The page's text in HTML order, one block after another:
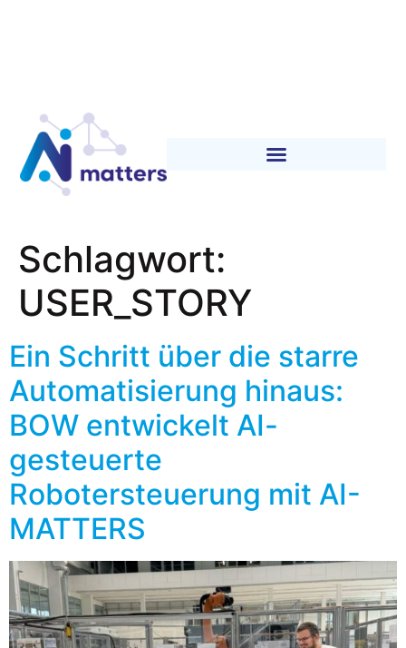
Schlagwort:
USER_STORY
Ein Schritt über die starre
Automatisierung hinaus:
BOW entwickelt AI-
gesteuerte
Robotersteuerung mit AI-
MATTERS